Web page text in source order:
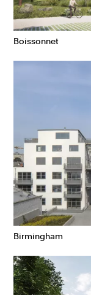
Boissonnet
Birmingham